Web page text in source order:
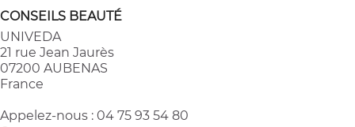
CONSEILS BEAUTÉ
UNIVEDA
21 rue Jean Jaurès
07200 AUBENAS
France
Appelez-nous : 04 75 93 54 80